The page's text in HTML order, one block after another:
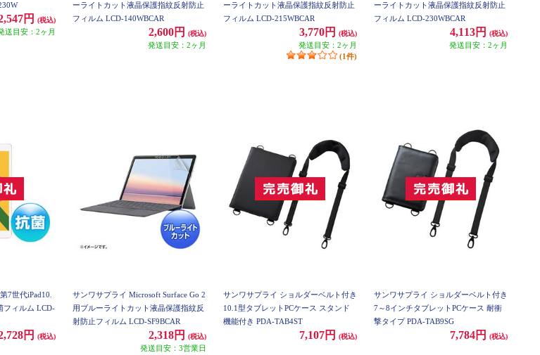
円 (税込)
送目安：2ヶ月
ーライトカット液晶保護指紋反射防止
フィルム LCD-140WBCAR
2,600円 (税込)
発送目安：2ヶ月
ーライトカット液晶保護指紋反射防止
フィルム LCD-215WBCAR
3,770円 (税込)
発送目安：2ヶ月
(1件)
ーライトカット液晶保護指紋反射防止
フィルム LCD-230WBCAR
4,113円 (税込)
発送目安：2ヶ月
7世代iPad10.
フィルム LCD-
円 (税込)
サンワサプライ Microsoft Surface Go 2
用ブルーライトカット液晶保護指紋反
射防止フィルム LCD-SF9BCAR
2,318円 (税込)
発送目安：3営業日
サンワサプライ ショルダーベルト付き
10.1型タブレットPCケース スタンド
機能付き PDA-TAB4ST
7,107円 (税込)
サンワサプライ ショルダーベルト付き
7～8インチタブレットPCケース 耐衝
撃タイプ PDA-TAB9SG
7,784円 (税込)